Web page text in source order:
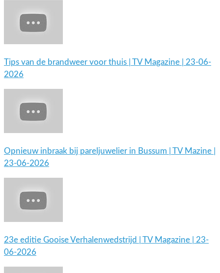
Tips van de brandweer voor thuis | TV Magazine | 23-06-
2026
Opnieuw inbraak bij pareljuwelier in Bussum | TV Mazine |
23-06-2026
23e editie Gooise Verhalenwedstrijd | TV Magazine | 23-
06-2026